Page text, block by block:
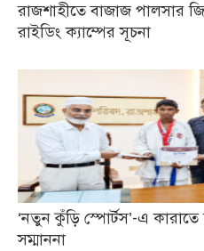
রাজশাহীতে বাজাজ পালসার
রাইডিং ক্যাম্পের সূচনা
‘নতুন কুঁড়ি স্পোর্টস’-এ
সম্মাননা